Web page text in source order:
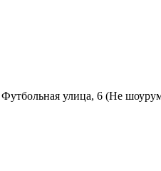
Футбольная улица, 6 (Не